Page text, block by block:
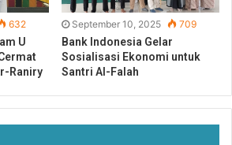
akan disebut sebagai
dua orang perwakilan dari setiap
632
U
Raniry
September 10, 2025 709
Bank Indonesia Gelar
Sosialisasi Ekonomi untuk
Santri Al-Falah